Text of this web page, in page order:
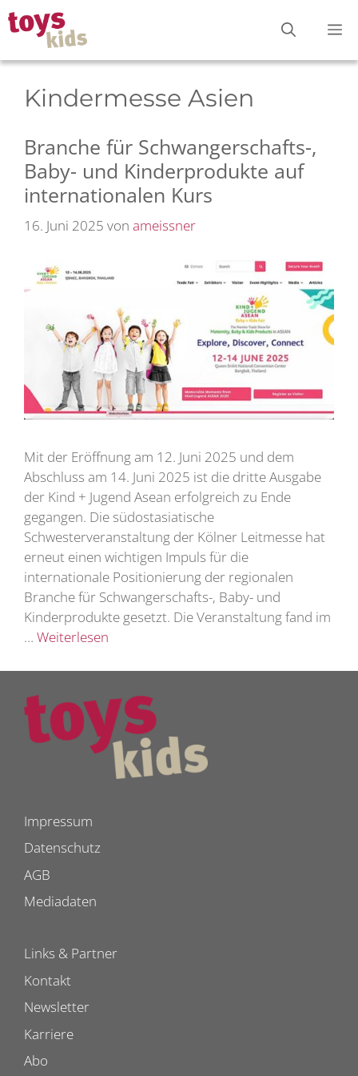
Zum
Inhalt
springen
Kindermesse Asien
Branche für Schwangerschafts-,
Baby- und Kinderprodukte auf
internationalen Kurs
16. Juni 2025 von ameissner
Mit der Eröffnung am 12. Juni 2025 und dem
Abschluss am 14. Juni 2025 ist die dritte Ausgabe
der Kind + Jugend Asean erfolgreich zu Ende
gegangen. Die südostasiatische
Schwesterveranstaltung der Kölner Leitmesse hat
erneut einen wichtigen Impuls für die
internationale Positionierung der regionalen
Branche für Schwangerschafts-, Baby- und
Kinderprodukte gesetzt. Die Veranstaltung fand im
… Weiterlesen
Impressum
Datenschutz
AGB
Mediadaten
Links & Partner
Kontakt
Newsletter
Karriere
Abo